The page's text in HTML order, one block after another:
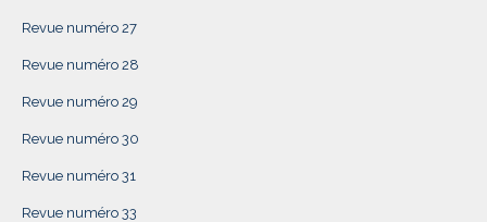
Revue numéro 27
Revue numéro 28
Revue numéro 29
Revue numéro 30
Revue numéro 31
Revue numéro 33